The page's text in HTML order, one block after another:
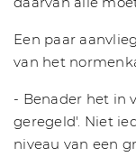
Een paar
van het
- Benader het in
geregeld'. Niet
niveau van een